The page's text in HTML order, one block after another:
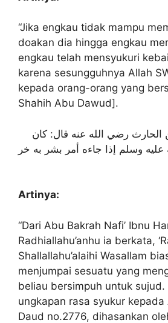
“Jika engkau tidak mampu
doakan dia hingga engkau
engkau telah mensyukuri
karena sesungguhnya Allah
kepada orang-orang yang
Shahih Abu Dawud].
الحارث رضي الله عنه قال: كان
وسلم إذا جاءه أمر بشر به خر
Artinya:
“Dari Abu Bakrah Nafi’ Ibnu
Radhiallahu’anhu ia berkata,
Shallallahu’alaihi Wasallam
menjumpai sesuatu yang
beliau bersimpuh untuk sujud.
ungkapan rasa syukur kepada
Daud no.2776, dihasankan